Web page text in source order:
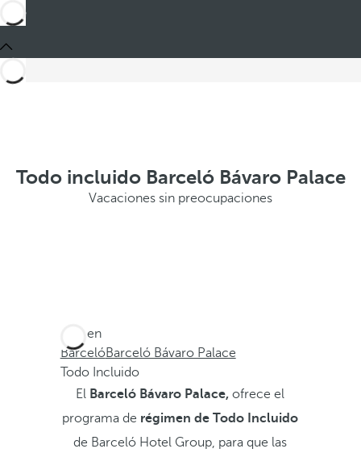
Todo incluido Barceló Bávaro Palace
Vacaciones sin preocupaciones
Está en
BarcelóBarceló Bávaro Palace
Todo Incluido
El Barceló Bávaro Palace, ofrece el
programa de régimen de Todo Incluido
de Barceló Hotel Group, para que las